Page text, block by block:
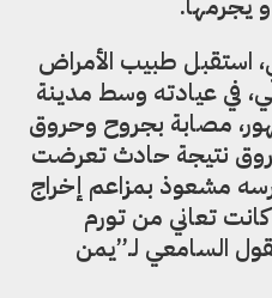
استقبل طبيب الأمراض
في عيادته وسط مدينة
مصابة بجروح وحروق
نتيجة حادث تعرضت
مشعوذ بمزاعم إخراج
تعاني من تورم
السامعي لـ”يمن